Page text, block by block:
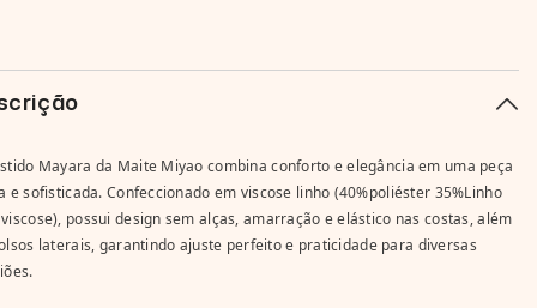
Mayara da Maite Miyao combina conforto e elegância em uma peça
e sofisticada. Confeccionado em viscose linho (40%poliéster 35%Linho
possui design sem alças, amarração e elástico nas costas, além
laterais, garantindo ajuste perfeito e praticidade para diversas